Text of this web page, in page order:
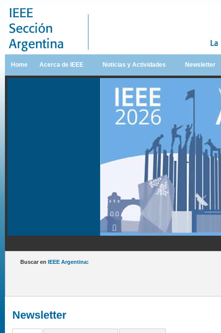
Home Acerca de IEEE Noticias y Actividades Newsletter
Buscar en IEEE Argentina:
Newsletter